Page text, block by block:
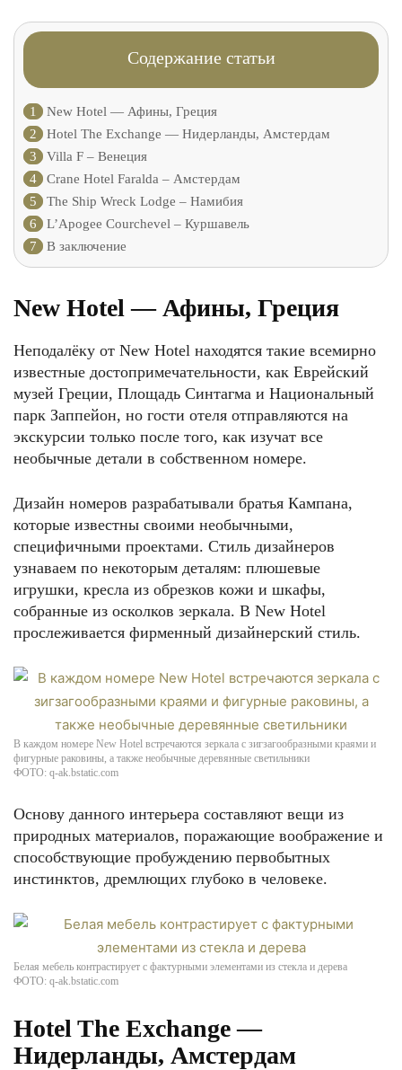
Содержание статьи
1
New Hotel — Афины, Греция
2
Hotel The Exchange — Нидерланды, Амстердам
3
Villa F – Венеция
4
Crane Hotel Faralda – Амстердам
5
The Ship Wreck Lodge – Намибия
6
L’Apogee Courchevel – Куршавель
7
В заключение
New Hotel — Афины, Греция
Неподалёку от New Hotel находятся такие всемирно
известные достопримечательности, как Еврейский
музей Греции, Площадь Синтагма и Национальный
парк Заппейон, но гости отеля отправляются на
экскурсии только после того, как изучат все
необычные детали в собственном номере.
Дизайн номеров разрабатывали братья Кампана,
которые известны своими необычными,
специфичными проектами. Стиль дизайнеров
узнаваем по некоторым деталям: плюшевые
игрушки, кресла из обрезков кожи и шкафы,
собранные из осколков зеркала. В New Hotel
прослеживается фирменный дизайнерский стиль.
В каждом номере New Hotel встречаются зеркала с зигзагообразными краями и
фигурные раковины, а также необычные деревянные светильники
ФОТО: q-ak.bstatic.com
Основу данного интерьера составляют вещи из
природных материалов, поражающие воображение и
способствующие пробуждению первобытных
инстинктов, дремлющих глубоко в человеке.
Белая мебель контрастирует с фактурными элементами из стекла и дерева
ФОТО: q-ak.bstatic.com
Hotel The Exchange —
Нидерланды, Амстердам